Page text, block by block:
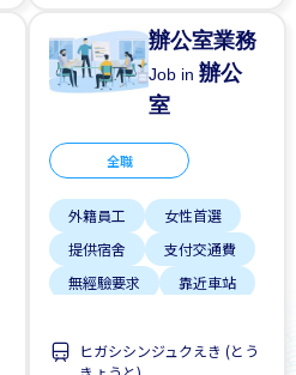
辦公室業務
Job in辦公
室
全職
外籍員工
女性首選
提供宿舍
支付交通費
無經驗要求
靠近車站
ヒガシシンジュクえき (とう